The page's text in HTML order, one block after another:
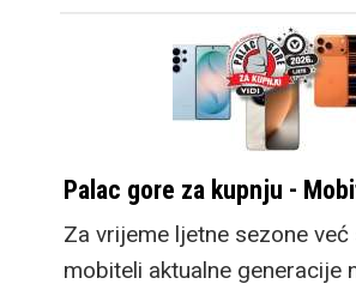
Palac gore za kupnju -
Za vrijeme ljetne sezone već
mobiteli aktualne generacije